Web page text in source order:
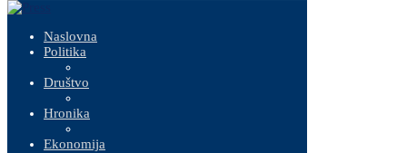
Naslovna
Politika
Društvo
Hronika
Ekonomija